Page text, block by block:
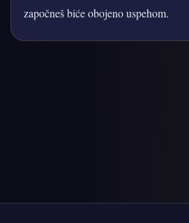
započneš biće obojeno uspehom.